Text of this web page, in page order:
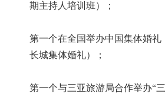
期主持人培训班）；
第一个在全国举办中国集体婚礼
长城集体婚礼）；
第一个与三亚旅游局合作举办“